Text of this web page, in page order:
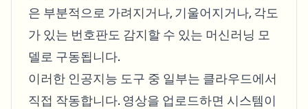
은 부분적으로 가려지거나, 기울어지거나, 각도
가 있는 번호판도 감지할 수 있는 머신러닝 모
델로 구동됩니다.
이러한 인공지능 도구 중 일부는 클라우드에서
직접 작동합니다. 영상을 업로드하면 시스템이